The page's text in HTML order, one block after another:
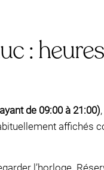
:
de 09:00 à 21:00)
affichés
l’horloge.